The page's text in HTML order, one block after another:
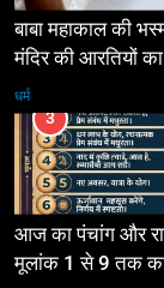
बाबा महाकाल की
मंदिर की आरतियों
धर्म
3
आज का पंचांग और
मूलांक 1 से 9 तक